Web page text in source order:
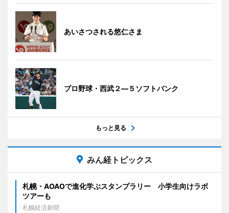
あいさつされる悠仁さま
プロ野球・西武２―５ソフトバンク
もっと見る
みん経トピックス
札幌・AOAOで進化学ぶスタンプラリー 小学生向けラボ
ツアーも
札幌経済新聞